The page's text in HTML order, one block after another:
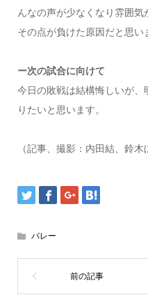
んなの声が少なくなり雰囲
その点が負けた原因だと思い
ー次の試合に向けて
今日の敗戦は結構悔しいが
りたいと思います。
（記事、撮影：内田結、鈴木
バレー